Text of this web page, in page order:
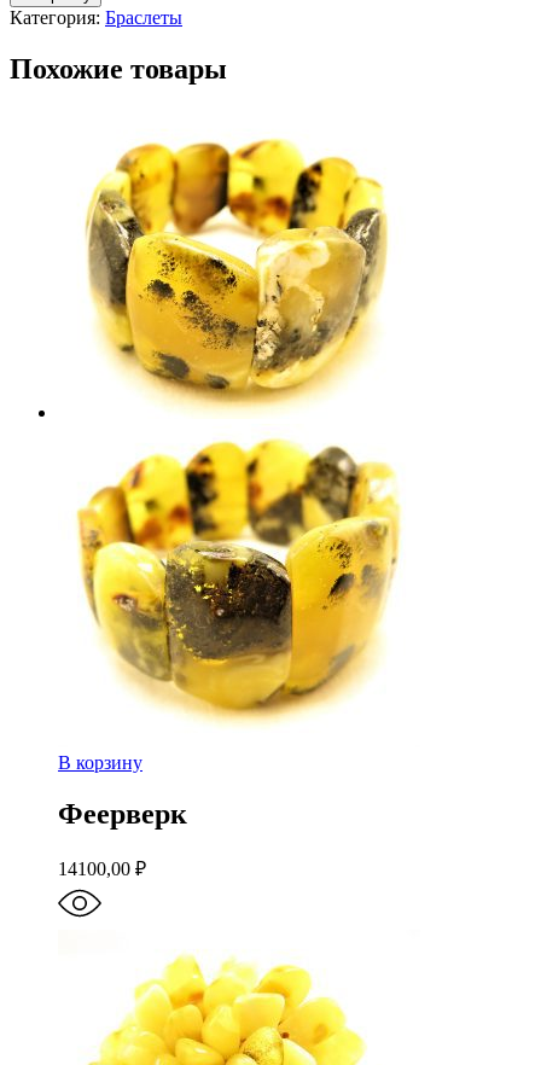
Категория: Браслеты
Похожие товары
В корзину
Феерверк
14100,00 ₽